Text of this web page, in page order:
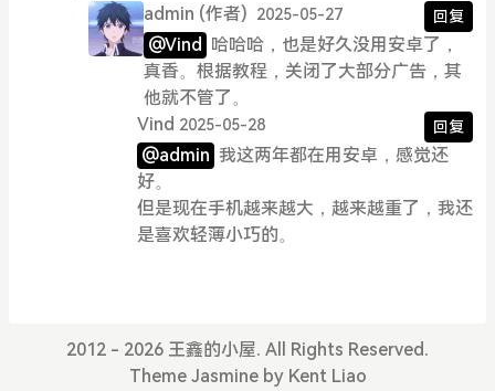
admin (作者) 2025-05-27 回复
@Vind 哈哈哈，也是好久没用安卓了，
真香。根据教程，关闭了大部分广告，其
他就不管了。
Vind 2025-05-28 回复
@admin 我这两年都在用安卓，感觉还
好。
但是现在手机越来越大，越来越重了，我还
是喜欢轻薄小巧的。
2012 - 2026 王鑫的小屋. All Rights Reserved.
Theme Jasmineby Kent Liao